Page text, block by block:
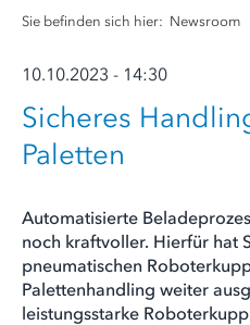
Sie befinden sich hier: Newsroom
10.10.2023 - 14:30
Sicheres
Paletten
Automatisierte
noch kraftvoller. Hierfür hat
pneumatischen
Palettenhandling weiter
leistungsstarke